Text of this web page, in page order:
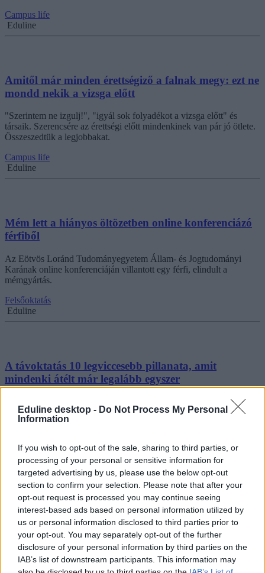
Eduline desktop - Do Not Process My Personal
Information
If you wish to opt-out of the sale, sharing to third parties, or
processing of your personal or sensitive information for
targeted advertising by us, please use the below opt-out
section to confirm your selection. Please note that after your
opt-out request is processed you may continue seeing
interest-based ads based on personal information utilized by
us or personal information disclosed to third parties prior to
your opt-out. You may separately opt-out of the further
disclosure of your personal information by third parties on the
IAB’s list of downstream participants. This information may
Campus life
Eduline
Amitől már minden érettségiző a falnak megy: ezt ne
mondd nekik a vizsga előtt
"Szerintem ne izgulj!", "igyál sok folyadékot a vizsga előtt" és
társaik. Szerencsére az érettségi előtt mindenkinek van pár jó ötlete.
Összeszedtük a legjobbakat.
Campus life
Eduline
Mém lett a hiányos öltözetben online konferenciázó
férfiből
Az Eötvös Loránd Tudományegyetem Állam- és Jogtudományi
Karának online konferenciáján villantott egy férfi, elindult a
mémgyártás.
Felsőoktatás
Eduline
A távoktatás 10 legviccesebb pillanata, amit
mindenki átélt már legalább egyszer
Ma már csak nevetünk a zoom-bakikon és a félreértéseken, amit az
online oktatás hozott az életünkbe. Összeszedtünk tíz vicces
pillanatot, amivel mindenki találkozott az elmúlt lassan egy évben.
Campus life
Eduline
Hat tipikus végzős középiskolás, akivel mindenki
találkozott már
Ma van a felvételi- és érettségijelentkezés utolsó napja.
Összeszedtük a tipikus felvételizőket, akikkel minden évben
találkozhatunk: van, aki tudja, mit akar, és melyikre egyetemre